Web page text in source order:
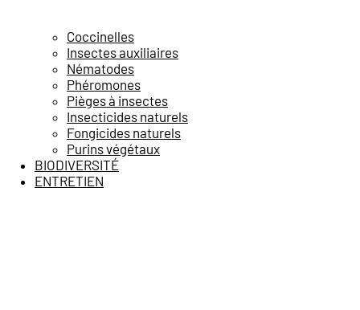
Coccinelles
Insectes auxiliaires
Nématodes
Phéromones
Pièges à insectes
Insecticides naturels
Fongicides naturels
Purins végétaux
BIODIVERSITÉ
ENTRETIEN